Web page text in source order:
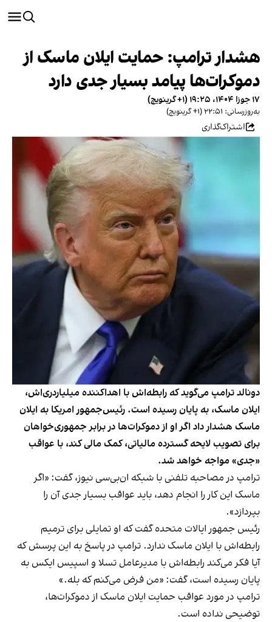
هشدار ترامپ: حمایت ایلان ماسک از
دموکرات‌ها پیامد بسیار جدی دارد
۱۷ جوزا ۱۴۰۴، ۱۹:۲۵ (‎+۱ گرینویچ)
به‌روزرسانی: ۲۲:۵۱ (‎+۱ گرینویچ)
اشتراک‌گذاری
دونالد ترامپ می‌گوید که رابطه‌اش با اهداکننده میلیاردری‌اش،
ایلان ماسک، به پایان رسیده است. رئیس‌جمهور امریکا به ایلان
ماسک هشدار داد اگر او از دموکرات‌ها در برابر جمهوری‌خواهان
برای تصویب لایحه گسترده مالیاتی، کمک مالی کند، با عواقب
«جدی» مواجه خواهد شد.
ترامپ در مصاحبه تلفنی با شبکه ان‌بی‌سی نیوز، گفت: «اگر
ماسک این کار را انجام دهد، باید عواقب بسیار جدی آن را
بپردازد».
رئیس جمهور ایالات متحده گفت که او تمایلی برای ترمیم
رابطه‌اش با ایلان ماسک ندارد. ترامپ در پاسخ به این پرسش که
آیا فکر می‌کند رابطه‌اش با مدیرعامل تسلا و اسپیس ایکس به
پایان رسیده است، گفت: «من فرض می‌کنم که بله.»
ترامپ در مورد عواقب حمایت ایلان ماسک از دموکرات‌ها،
توضیحی نداده است.